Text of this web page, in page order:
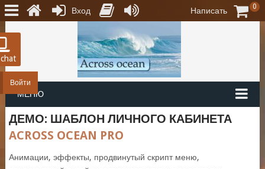
Войти
МЕНЮ
ДЕМО: ШАБЛОН ЛИЧНОГО КАБИНЕТА
ACROSS OCEAN PRO
Анимации, эффекты, продвинутый скрипт меню,
Вход Написать 0